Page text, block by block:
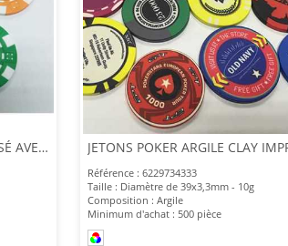
JETON POKER PERSONNALISÉ AVEC IMPRESSION QUADRI JETON DE CASINO
Référence : 6229734333
Taille : Diamètre de 39x3,3mm - 10g
Composition : Argile
Minimum d'achat : 500 pièce